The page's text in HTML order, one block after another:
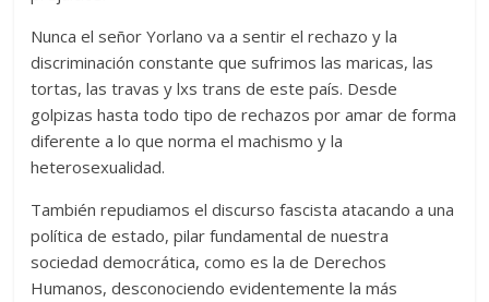
Nunca el señor Yorlano va a sentir el rechazo y la
discriminación constante que sufrimos las maricas, las
tortas, las travas y lxs trans de este país. Desde
golpizas hasta todo tipo de rechazos por amar de forma
diferente a lo que norma el machismo y la
heterosexualidad.
También repudiamos el discurso fascista atacando a una
política de estado, pilar fundamental de nuestra
sociedad democrática, como es la de Derechos
Humanos, desconociendo evidentemente la más